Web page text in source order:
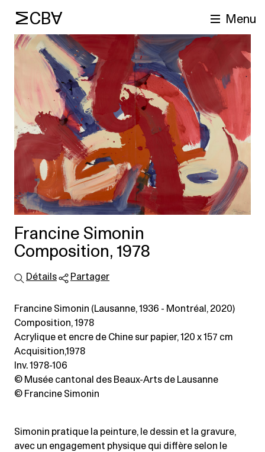
MCBA Menu
Francine Simonin
Composition, 1978
Détails Partager
Francine Simonin (Lausanne, 1936 - Montréal, 2020)
Composition, 1978
Acrylique et encre de Chine sur papier, 120 x 157 cm
Acquisition,1978
Inv. 1978-106
© Musée cantonal des Beaux-Arts de Lausanne
© Francine Simonin
Simonin pratique la peinture, le dessin et la gravure,
avec un engagement physique qui diffère selon le